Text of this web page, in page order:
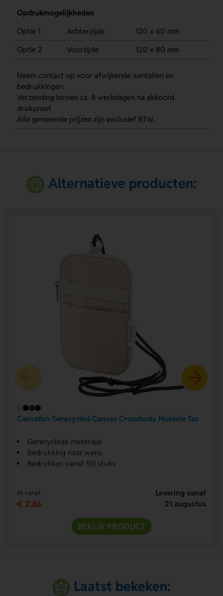
Opdrukmogelijkheden
Optie 1
Achterzijde
120 x 60 mm
Optie 2
Voorzijde 120 x 80 mm
Neem contact op voor afwijkende aantallen en
bedrukkingen.
Verzending binnen ca. 8 werkdagen na akkoord
drukproef.
Alle genoemde prijzen zijn exclusief BTW.
Alternatieve producten:
Canvafon Gerecycled Canvas Crossbody Mobiele Tas
Gerecyclede materiaal
Bedrukking naar wens
Bedrukken vanaf 50 stuks
Al vanaf
€ 2,86
Levering vanaf
21 augustus
BEKIJK PRODUCT
Laatst bekeken: